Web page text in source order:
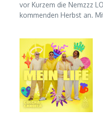
vor Kurzem die Nemzzz
kommenden Herbst an.